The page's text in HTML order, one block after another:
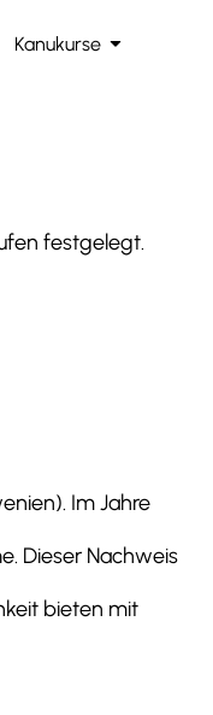
Kanukurse arrow_drop_down
festgelegt.
Im Jahre
Dieser Nachweis
bieten mit